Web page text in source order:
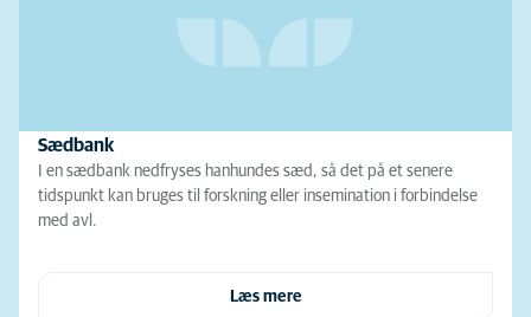
Sædbank
I en sædbank nedfryses hanhundes sæd, så det på et senere
tidspunkt kan bruges til forskning eller insemination i forbindelse
med avl.
Læs mere